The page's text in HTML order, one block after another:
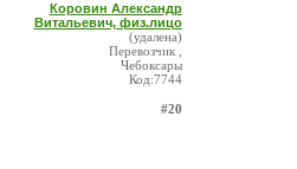
Коровин Александр
Витальевич, физ.лицо
(удалена)
Перевозчик ,
Чебоксары
Код:7744
#20